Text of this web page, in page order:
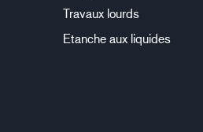
Travaux lourds
Etanche aux liquides